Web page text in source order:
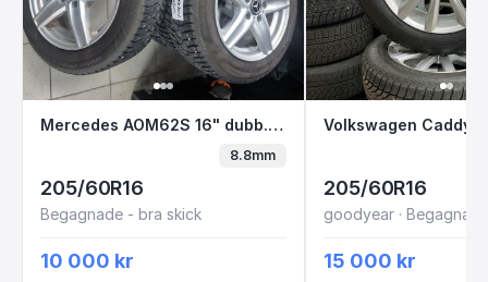
Mercedes AOM62S 16" dubb. Bredvid datorn
Mercedes AOM62S 16" dubb. Bredvid datorn
8.8mm
205/60R16
Begagnade - bra skick
10 000 kr
Volkswagen
205/60R16
goodyear ·
15 000 kr